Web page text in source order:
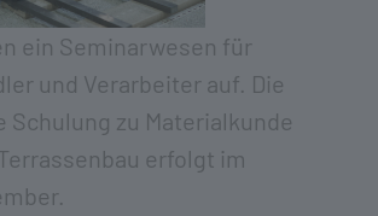
ein Seminarwesen für
und Verarbeiter auf. Die
Schulung zu Materialkunde
erfolgt im